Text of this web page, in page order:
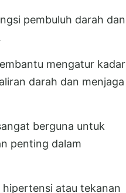
pembuluh darah dan
mengatur kadar
darah dan menjaga
berguna untuk
penting dalam
atau tekanan